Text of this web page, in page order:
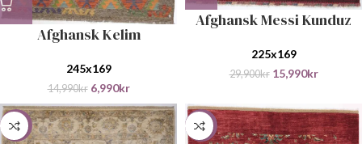
Afghansk Kelim
245x169
14,990kr 6,990kr
Afghansk Messi Kunduz
225x169
29,900kr 15,990kr
-33% -26%